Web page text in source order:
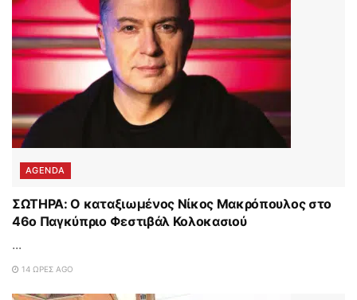
AGENDA
ΣΩΤΗΡΑ: Ο καταξιωμένος Νίκος Μακρόπουλος στο
46ο Παγκύπριο Φεστιβάλ Κολοκασιού
...
14 ΏΡΕΣ AGO